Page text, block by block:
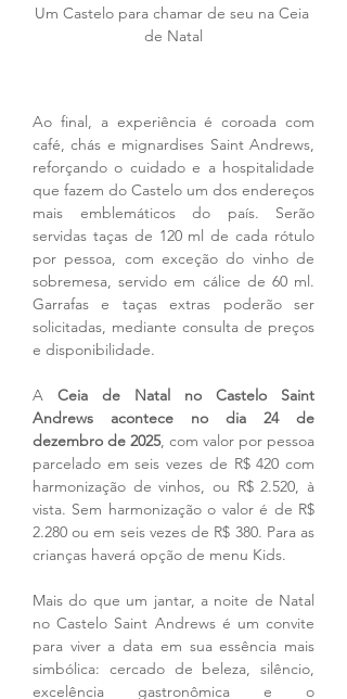
Um Castelo para chamar de seu na Ceia
de Natal
Ao final, a experiência é coroada com
café, chás e mignardises Saint Andrews,
reforçando o cuidado e a hospitalidade
que fazem do Castelo um dos endereços
mais emblemáticos do país. Serão
servidas taças de 120 ml de cada rótulo
por pessoa, com exceção do vinho de
sobremesa, servido em cálice de 60 ml.
Garrafas e taças extras poderão ser
solicitadas, mediante consulta de preços
e disponibilidade.
A Ceia de Natal no Castelo Saint
Andrews acontece no dia 24 de
dezembro de 2025, com valor por pessoa
parcelado em seis vezes de R$ 420 com
harmonização de vinhos, ou R$ 2.520, à
vista. Sem harmonização o valor é de R$
2.280 ou em seis vezes de R$ 380. Para as
crianças haverá opção de menu Kids.
Mais do que um jantar, a noite de Natal
no Castelo Saint Andrews é um convite
para viver a data em sua essência mais
simbólica: cercado de beleza, silêncio,
excelência gastronômica e o